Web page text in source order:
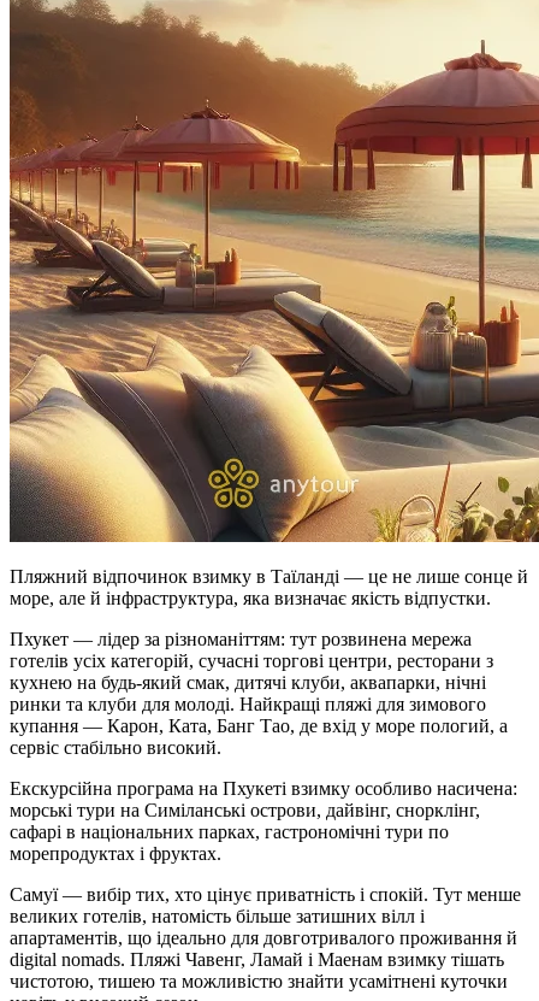
Пляжний відпочинок взимку в Таїланді — це не лише сонце й
море, але й інфраструктура, яка визначає якість відпустки.
Пхукет — лідер за різноманіттям: тут розвинена мережа
готелів усіх категорій, сучасні торгові центри, ресторани з
кухнею на будь-який смак, дитячі клуби, аквапарки, нічні
ринки та клуби для молоді. Найкращі пляжі для зимового
купання — Карон, Ката, Банг Тао, де вхід у море пологий, а
сервіс стабільно високий.
Екскурсійна програма на Пхукеті взимку особливо насичена:
морські тури на Симіланські острови, дайвінг, снорклінг,
сафарі в національних парках, гастрономічні тури по
морепродуктах і фруктах.
Самуї — вибір тих, хто цінує приватність і спокій. Тут менше
великих готелів, натомість більше затишних вілл і
апартаментів, що ідеально для довготривалого проживання й
digital nomads. Пляжі Чавенг, Ламай і Маенам взимку тішать
чистотою, тишею та можливістю знайти усамітнені куточки